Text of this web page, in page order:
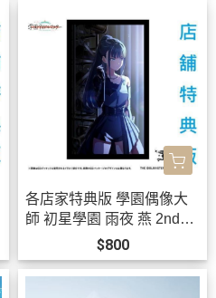
各店家特典版 學園偶像大
師 初星學園 雨夜 燕 2nd單
曲「三分半の創世」*12/2
發售!
$800